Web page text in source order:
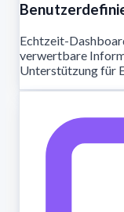
Echtzeit-
verwertbare
Unterstützung für